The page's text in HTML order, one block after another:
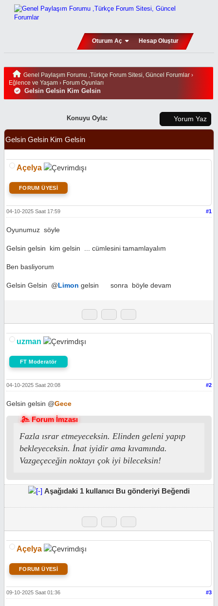
Oturum Aç Hesap Oluştur
Genel Paylaşım Forumu ,Türkçe Forum Sitesi, Güncel Forumlar ›
Eğlence ve Yaşam › Forum Oyunları
Gelsin Gelsin Kim Gelsin
Yorum Yaz
Konuyu Oyla:
Gelsin Gelsin Kim Gelsin
Açelya
FORUM ÜYESİ
#1
04-10-2025 Saat 17:59
Oyunumuz söyle
Gelsin gelsin kim gelsin ... cümlesini tamamlayalım
Ben basliyorum
Gelsin Gelsin @Limon gelsin sonra böyle devam
uzman
FT Moderatör
#2
04-10-2025 Saat 20:08
Gelsin gelsin @Gece
Forum İmzası
Fazla ısrar etmeyeceksin. Elinden geleni yapıp
bekleyeceksin. İnat iyidir ama kıvamında.
Vazgeçeceğin noktayı çok iyi bileceksin!
Aşağıdaki 1 kullanıcı Bu gönderiyi Beğendi
Açelya
FORUM ÜYESİ
#3
09-10-2025 Saat 01:36